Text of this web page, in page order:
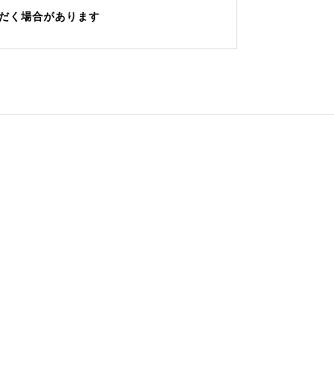
く場合があります